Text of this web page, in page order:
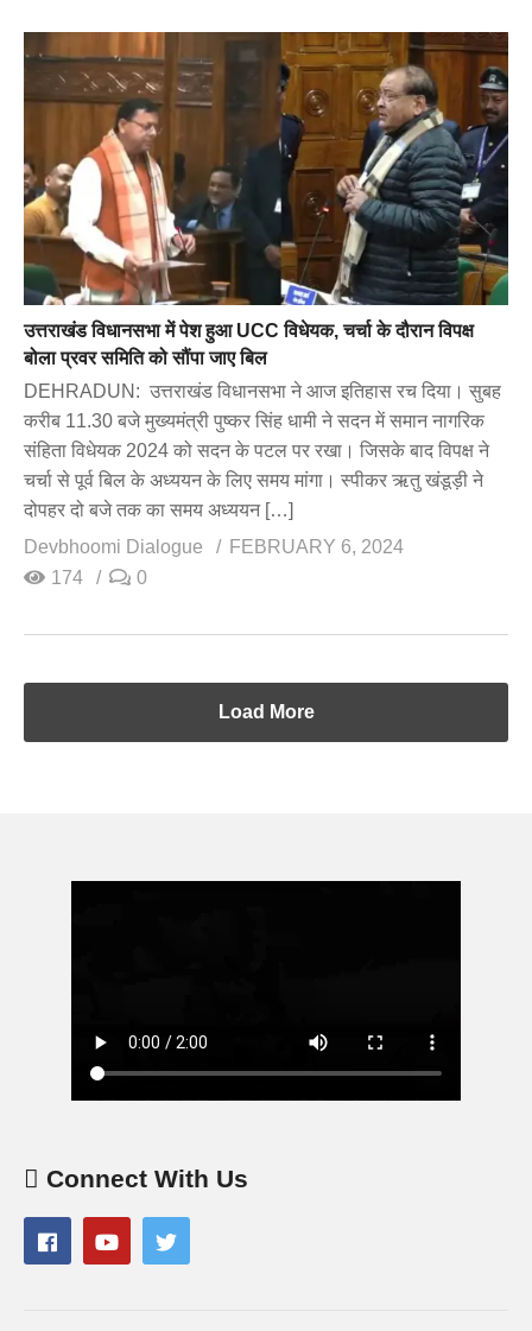
उत्तराखंड विधानसभा में पेश हुआ UCC विधेयक, चर्चा के दौरान विपक्ष
बोला प्रवर समिति को सौंपा जाए बिल
DEHRADUN: उत्तराखंड विधानसभा ने आज इतिहास रच दिया। सुबह
करीब 11.30 बजे मुख्यमंत्री पुष्कर सिंह धामी ने सदन में समान नागरिक
संहिता विधेयक 2024 को सदन के पटल पर रखा। जिसके बाद विपक्ष ने
चर्चा से पूर्व बिल के अध्ययन के लिए समय मांगा। स्पीकर ऋतु खंडूड़ी ने
दोपहर दो बजे तक का समय अध्ययन […]
Devbhoomi Dialogue
FEBRUARY 6, 2024
174
0
Load More
Connect With Us